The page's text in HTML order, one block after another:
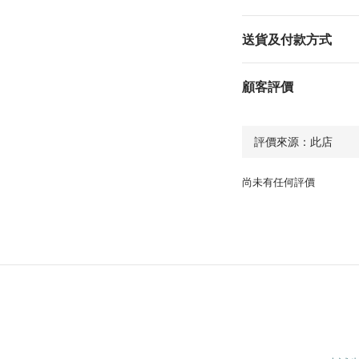
送貨及付款方式
顧客評價
尚未有任何評價